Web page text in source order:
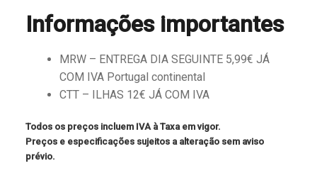
Informações importantes
MRW – ENTREGA DIA SEGUINTE 5,99€ JÁ
COM IVA Portugal continental
CTT – ILHAS 12€ JÁ COM IVA
Todos os preços incluem IVA à Taxa em vigor.
Preços e especificações sujeitos a alteração sem aviso
prévio.